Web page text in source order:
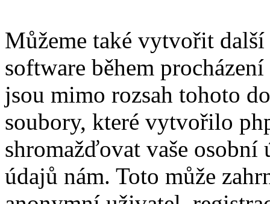
Můžeme také vytvořit
software během
jsou mimo rozsah tohoto
soubory, které vytvořilo
shromažďovat vaše osobní
údajů nám. Toto může